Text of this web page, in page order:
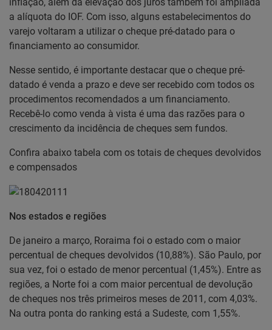
a alíquota do IOF. Com isso, alguns estabelecimentos do
varejo voltaram a utilizar o cheque pré-datado para o
financiamento ao consumidor.
Nesse sentido, é importante destacar que o cheque pré-
datado é venda a prazo e deve ser recebido com todos os
procedimentos recomendados a um financiamento.
Recebê-lo como venda à vista é uma das razões para o
crescimento da incidência de cheques sem fundos.
Confira abaixo tabela com os totais de cheques devolvidos
e compensados
Nos estados e regiões
De janeiro a março, Roraima foi o estado com o maior
percentual de cheques devolvidos (10,88%). São Paulo, por
sua vez, foi o estado de menor percentual (1,45%). Entre as
regiões, a Norte foi a com maior percentual de devolução
de cheques nos três primeiros meses de 2011, com 4,03%.
Na outra ponta do ranking está a Sudeste, com 1,55%.